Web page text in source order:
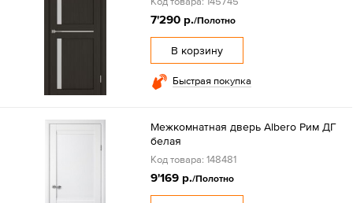
7'290 р./Полотно
В корзину
Быстрая покупка
Межкомнатная дверь Albero Рим ДГ
белая
Код товара: 148481
9'169 р./Полотно